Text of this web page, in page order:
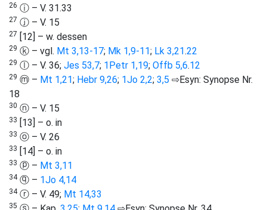
26 ⓘ – V. 31.33
27 ⓙ – V. 15
27 [12] – w. dessen
29 ⓚ – vgl. Mt 3,13-17; Mk 1,9-11; Lk 3,21.22
29 ⓛ – V. 36; Jes 53,7; 1Petr 1,19; Offb 5,6.12
29 ⓜ – Mt 1,21; Hebr 9,26; 1Jo 2,2; 3,5 ⇨Esyn: Synopse Nr.
18
30 ⓝ – V. 15
33 [13] – o. in
33 ⓞ – V. 26
33 [14] – o. in
33 ⓟ – Mt 3,11
34ⓠ – 1Jo 4,14
34ⓡ – V. 49; Mt 14,33
35